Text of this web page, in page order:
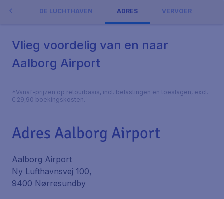
DE LUCHTHAVEN ADRES VERVOER
Vlieg voordelig van en naar
Aalborg Airport
*Vanaf-prijzen op retourbasis, incl. belastingen en toeslagen, excl.
€ 29,90 boekingskosten.
Adres Aalborg Airport
Aalborg Airport
Ny Lufthavnsvej 100,
9400 Nørresundby